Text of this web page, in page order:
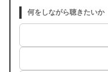
何をしながら聴きたいか